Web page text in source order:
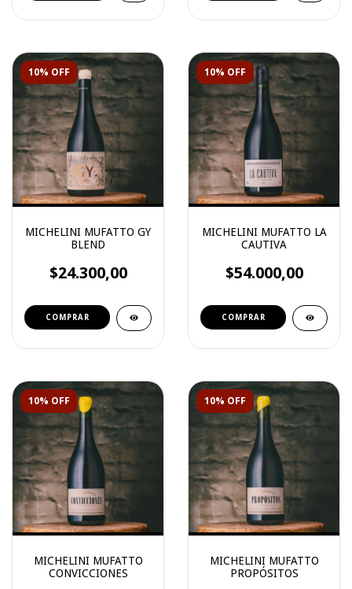
10% OFF
MICHELINI MUFATTO GY
BLEND
$24.300,00
10% OFF
MICHELINI MUFATTO LA
CAUTIVA
$54.000,00
10% OFF
MICHELINI MUFATTO
CONVICCIONES
10% OFF
MICHELINI MUFATTO
PROPÓSITOS